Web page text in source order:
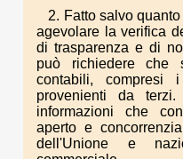
2. Fatto salvo
agevolare la verifica
di trasparenza e di
può richiedere che
contabili,
provenienti da
informazioni che
aperto e
dell'Unione e